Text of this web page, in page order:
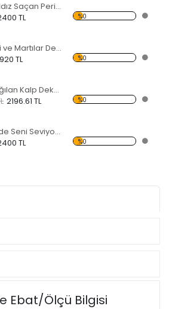
Şehire Yıldız Saçan Peri Dekoratif Kırılmaz Ayna
TL %0
Kız Kulesi ve Martılar Dekoratif Kırılmaz Ayna
TL %0
Yarısı Dağılan Kalp Dekoratif Kırılmaz Ayna
2196.61 TL %0
Kalp İçinde Seni Seviyorum Dekoratif Kırılmaz Ayna
TL %0
Ebat/Ölçü Bilgisi